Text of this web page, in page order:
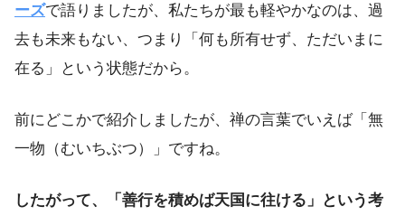
ーズで語りましたが、私たちが最も軽やかなのは、過
去も未来もない、つまり「何も所有せず、ただいまに
在る」という状態だから。
前にどこかで紹介しましたが、禅の言葉でいえば「無
一物（むいちぶつ）」ですね。
したがって、「善行を積めば天国に往ける」という考